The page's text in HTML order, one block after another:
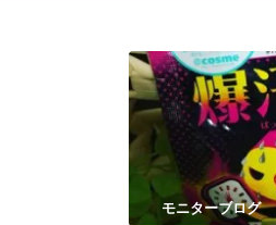
モニターブログ